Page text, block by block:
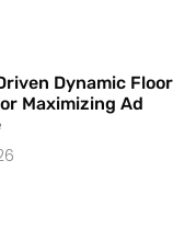
Dynamic Floor
Maximizing Ad